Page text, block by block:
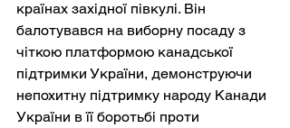
країнах західної півкулі. Він
балотувався на виборну посаду з
чіткою платформою канадської
підтримки України, демонструючи
непохитну підтримку народу Канади
України в її боротьбі проти